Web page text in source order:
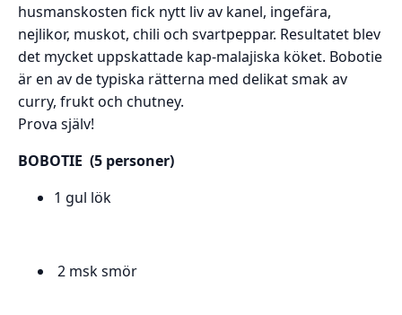
husmanskosten fick nytt liv av kanel, ingefära,
nejlikor, muskot, chili och svartpeppar. Resultatet blev
det mycket uppskattade kap-malajiska köket. Bobotie
är en av de typiska rätterna med delikat smak av
curry, frukt och chutney.
Prova själv!
BOBOTIE (5 personer)
1 gul lök
2 msk smör